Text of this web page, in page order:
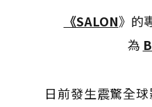
《SALON》的
為
日前發生震驚全